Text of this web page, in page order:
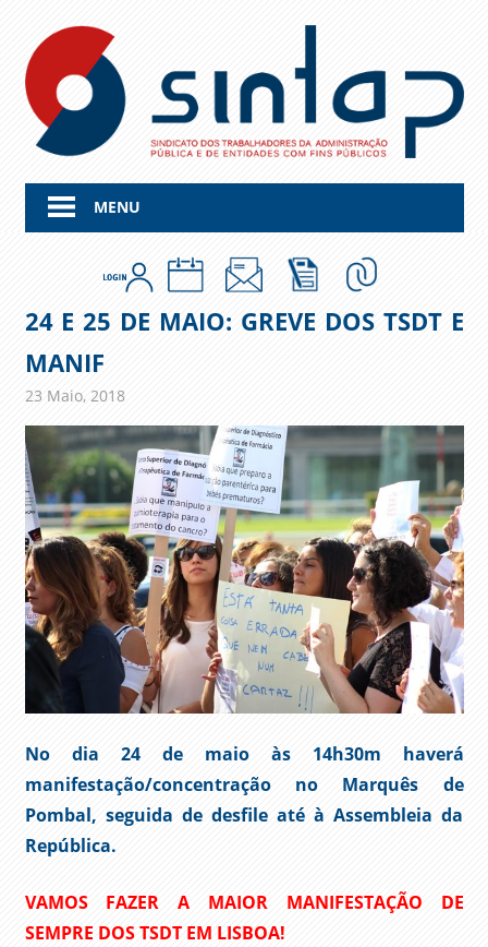
content
MENU
24 E 25 DE MAIO: GREVE DOS TSDT E
MANIF
23 Maio, 2018
No dia 24 de maio às 14h30m haverá
manifestação/concentração no Marquês de
Pombal, seguida de desfile até à Assembleia da
República.
VAMOS FAZER A MAIOR MANIFESTAÇÃO DE
SEMPRE DOS TSDT EM LISBOA!